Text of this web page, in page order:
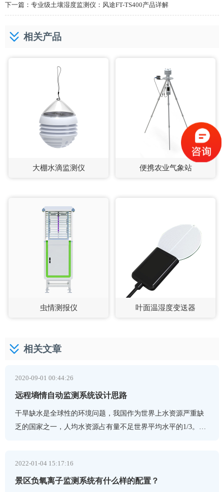
下一篇： 专业级土壤湿度监测仪：风途FT-TS400产品详解
相关产品
大棚水滴监测仪 便携农业气象站
虫情测报仪 叶面温湿度变送器
相关文章
2020-09-01 00:44:26
远程墒情自动监测系统设计思路
干旱缺水是全球性的环境问题，我国作为世界上水资源严重缺
乏的国家之一，人均水资源占有量不足世界平均水平的1/3。尤
2022-01-04 15:17:16
景区负氧离子监测系统有什么样的配置？